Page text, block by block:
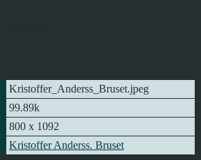
Kristoffer_Anderss_Bruset.jpeg
99.89k
800 x 1092
Kristoffer Anderss. Bruset